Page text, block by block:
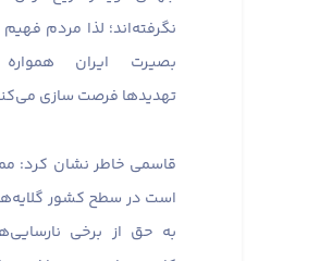
نگرفته‌اند؛ لذا مردم فهیم
بصیرت ایران
تهدیدها فرصت سازی
قاسمی خاطر نشان کرد:
است در سطح کشور
به حق از برخی